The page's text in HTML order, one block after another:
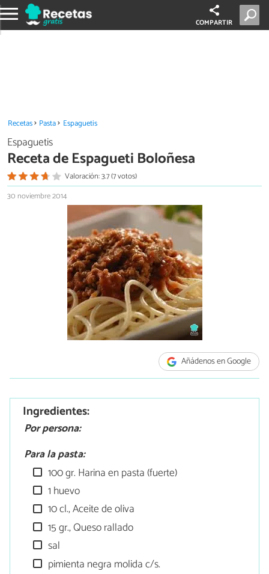
COMPARTIR
Recetas Pasta Espaguetis
Espaguetis
Receta de Espagueti Boloñesa
Valoración: 3.7 (7 votos)
30 noviembre 2014
Añádenos en Google
Ingredientes:
Por persona:
Para la pasta:
100 gr. Harina en pasta (fuerte)
1 huevo
10 cl., Aceite de oliva
15 gr., Queso rallado
sal
pimienta negra molida c/s.